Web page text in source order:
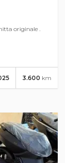
originale .
3.600 km